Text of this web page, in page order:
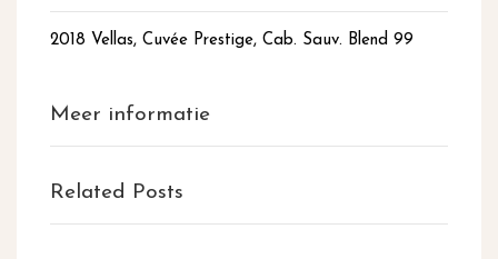
2018 Vellas, Cuvée Prestige, Cab. Sauv. Blend 99
Meer informatie
Related Posts